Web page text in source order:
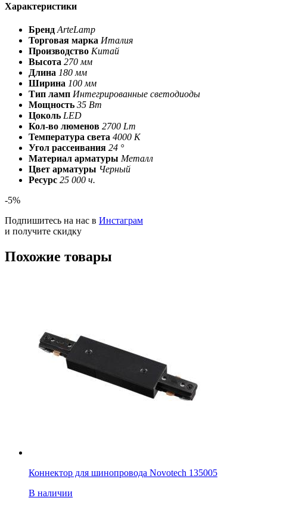
Характеристики
Бренд ArteLamp
Торговая марка Италия
Производство Китай
Высота 270 мм
Длина 180 мм
Ширина 100 мм
Тип ламп Интегрированные светодиоды
Мощность 35 Вт
Цоколь LED
Кол-во люменов 2700 Lm
Температура света 4000 К
Угол рассеивания 24 °
Материал арматуры Металл
Цвет арматуры Черный
Ресурс 25 000 ч.
-5%
Подпишитесь на нас в Инстаграм
и получите скидку
Похожие товары
Коннектор для шинопровода Novotech 135005
В наличии